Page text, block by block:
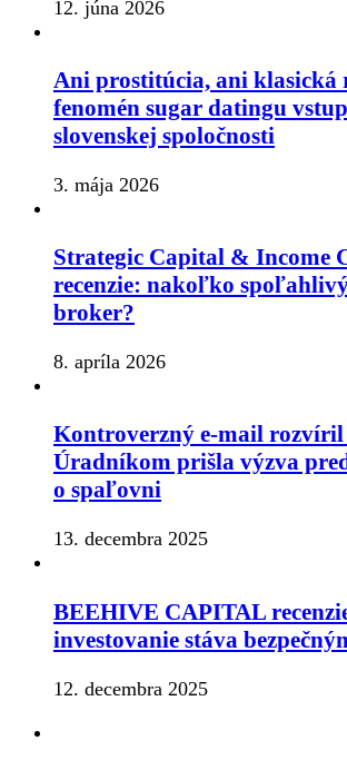
12. júna 2026
Ani prostitúcia, ani klasická
fenomén sugar datingu
slovenskej spoločnosti
3. mája 2026
Strategic Capital & Income
recenzie: nakoľko
broker?
8. apríla 2026
Kontroverzný e-mail rozvíril
Úradníkom prišla výzva
o spaľovni
13. decembra 2025
BEEHIVE CAPITAL
investovanie stáva
12. decembra 2025